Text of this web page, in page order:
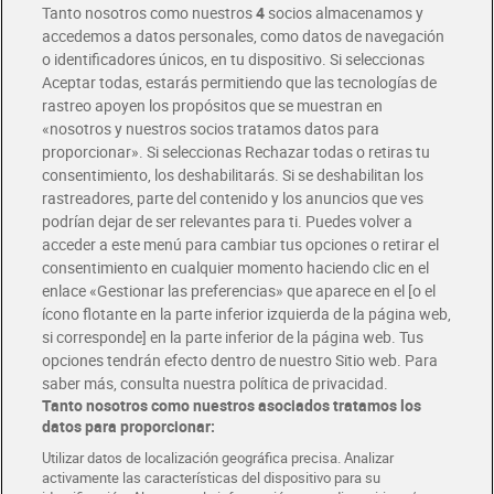
Envío gratis por compras superiores a 100€
Envío estandar por 4,99€
Glovo y Uber Eats
Solicita tu factura de Glovo o Uber Eats
Únete al CLUB Dia
Disfruta las ventajas y ofertas exclusivas.
Descárgate la APP Dia
Folletos y Tiendas
Descubre las mejores ofertas y busca tu tienda más cercana
Tarjeta MaX Dia
Te devuelve hasta 8€/mes de tus compras.
¡Solicita tu tarjeta de crédito aquí!
COMER MEJOR CADA DIA
Tanto nosotros como nuestros4socios almacenamos y
accedemos a datos personales, como datos de navegación
o identificadores únicos, en tu dispositivo. Si seleccionas
Aceptar todas, estarás permitiendo que las tecnologías de
rastreo apoyen los propósitos que se muestran en
«nosotros y nuestros socios tratamos datos para
proporcionar». Si seleccionas Rechazar todas o retiras tu
consentimiento, los deshabilitarás. Si se deshabilitan los
rastreadores, parte del contenido y los anuncios que ves
podrían dejar de ser relevantes para ti. Puedes volver a
acceder a este menú para cambiar tus opciones o retirar el
consentimiento en cualquier momento haciendo clic en el
enlace «Gestionar las preferencias» que aparece en el [o el
ícono flotante en la parte inferior izquierda de la página web,
si corresponde] en la parte inferior de la página web. Tus
opciones tendrán efecto dentro de nuestro Sitio web. Para
saber más, consulta nuestra política de privacidad.
Tanto nosotros como nuestros asociados tratamos los
datos para proporcionar:
Utilizar datos de localización geográfica precisa. Analizar
activamente las características del dispositivo para su